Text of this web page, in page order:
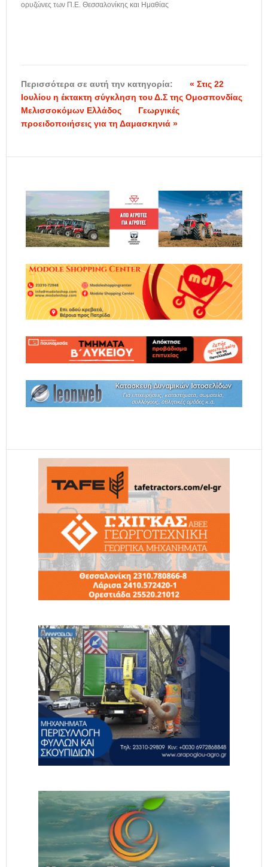
ορυζώνες των Π.Ε. Θεσσαλονίκης και Ημαθίας
Περισσότερα σε αυτή την κατηγορία:
« Στις 22
Ιουλίου η έκτακτη σύγκληση του Δ.Σ της Ομοσπονδίας
Μελισσοκόμων Ελλάδος
Γεωργικές
προειδοποιήσεις για τη Δαμασκηνιά »